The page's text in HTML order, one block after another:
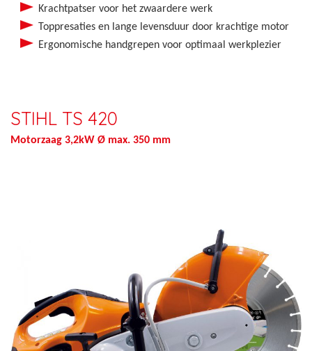
Krachtpatser voor het zwaardere werk
Toppresaties en lange levensduur door krachtige motor
Ergonomische handgrepen voor optimaal werkplezier
STIHL TS 420
Motorzaag 3,2kW Ø max. 350 mm